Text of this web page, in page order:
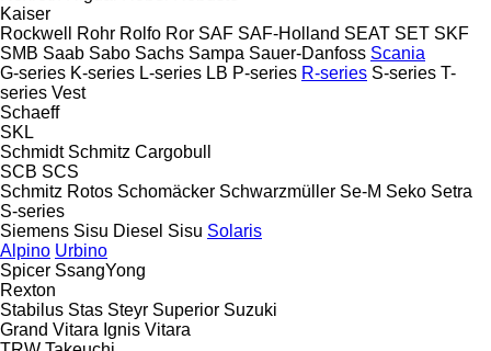
Kaiser
Rockwell
Rohr Rolfo Ror SAF SAF-Holland SEAT SET SKF
SMB Saab Sabo Sachs Sampa Sauer-Danfoss Scania
G-series K-series L-series LB P-series R-series S-series T-
series Vest
Schaeff
SKL
Schmidt Schmitz Cargobull
SCB SCS
Schmitz Rotos Schomäcker Schwarzmüller Se-M Seko Setra
S-series
Siemens Sisu Diesel Sisu Solaris
Alpino Urbino
Spicer SsangYong
Rexton
Stabilus Stas Steyr Superior Suzuki
Grand Vitara Ignis Vitara